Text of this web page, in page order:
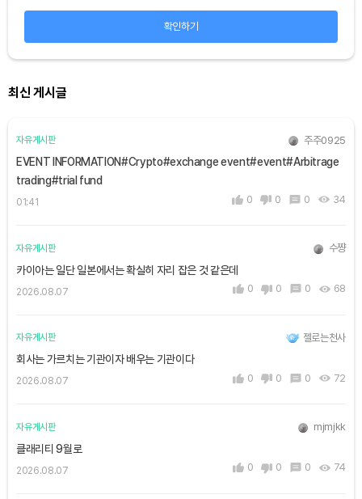
확인하기
최신 게시글
자유게시판 주주0925
EVENT INFORMATION#Crypto#exchange event#event#Arbitrage
trading#trial fund
01:41 0 0 0 34
자유게시판 수쨩
카이아는 일단 일본에서는 확실히 자리 잡은 것 같은데
2026.08.07 0 0 0 68
자유게시판 젤로는천사
회사는 가르치는 기관이자 배우는 기관이다
2026.08.07 0 0 0 72
자유게시판 mjmjkk
클래리티 9월로
2026.08.07 0 0 0 74